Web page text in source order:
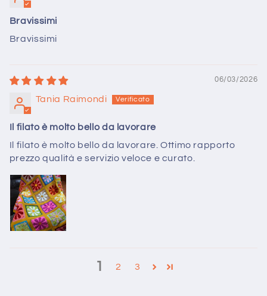
Bravissimi
Bravissimi
06/03/2026
Tania Raimondi
Il filato è molto bello da lavorare
Il filato è molto bello da lavorare. Ottimo rapporto
prezzo qualità e servizio veloce e curato.
1 2 3